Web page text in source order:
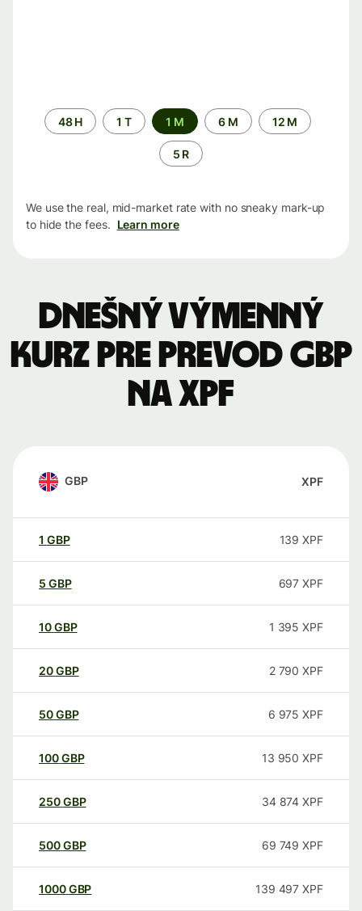
Time
period
48 H 1 T 1 M 6 M 12 M
5 R
We use the real, mid-market rate with no sneaky mark-up
to hide the fees. Learn more
Dnešný výmenný
kurz pre prevod GBP
na XPF
GBP XPF
1 GBP 139 XPF
5 GBP 697 XPF
10GBP 1 395 XPF
20GBP 2 790 XPF
50GBP 6 975 XPF
100GBP 13 950 XPF
250GBP 34 874 XPF
500GBP 69 749 XPF
1000GBP 139 497 XPF